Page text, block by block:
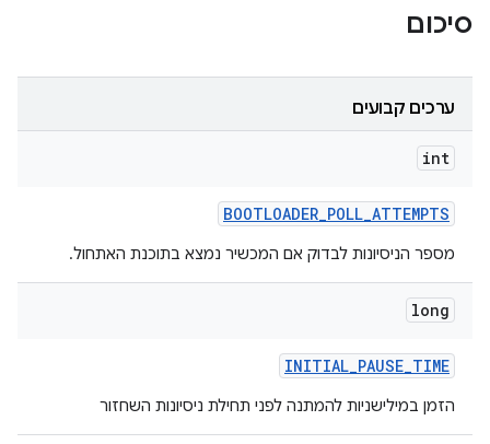
סיכום
ערכים קבועים
int
BOOTLOADER_POLL_ATTEMPTS
מספר הניסיונות לבדוק אם המכשיר נמצא בתוכנת האתחול.
long
INITIAL_PAUSE_TIME
הזמן במילישניות להמתנה לפני תחילת ניסיונות השחזור